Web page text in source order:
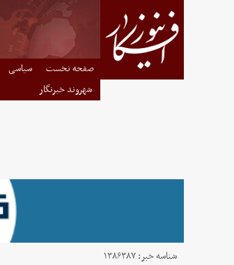
صفحه نخست سیاسی
شهروند خبرنگار
شناسه خبر:۱۳۸۶۳۸۷